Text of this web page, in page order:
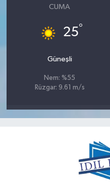
CUMA
25°
Güneşli
Nem: %55
Rüzgar: 9.61 m/s